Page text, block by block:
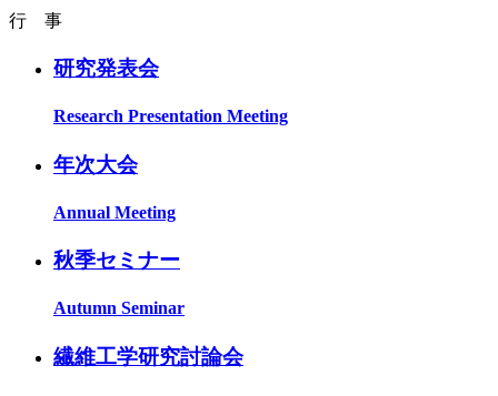
行 事
研究発表会
Research Presentation Meeting
年次大会
Annual Meeting
秋季セミナー
Autumn Seminar
繊維工学研究討論会